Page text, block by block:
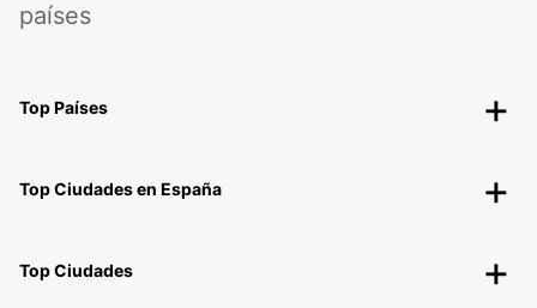
países
Top Países
Top Ciudades en España
Top Ciudades